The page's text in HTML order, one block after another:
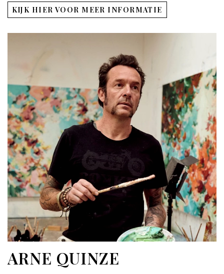
KIJK HIER VOOR MEER INFORMATIE
ARNE QUINZE